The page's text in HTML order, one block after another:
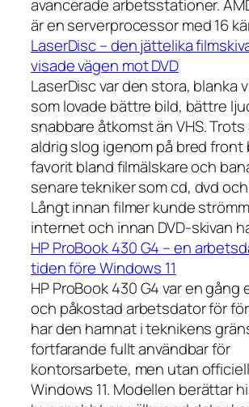
avancerade arbetsstationer.
är en serverprocessor med 16
LaserDisc – den jättelika
visade vägen mot DVD
LaserDisc var den stora, blanka
som lovade bättre bild, bättre
snabbare åtkomst än VHS.
aldrig slog igenom på bred front
favorit bland filmälskare och
senare tekniker som cd, dvd
Långt innan filmer kunde
internet och innan DVD-skivan
HP ProBook 430 G4 – en
tiden före Windows 11
HP ProBook 430 G4 var en gång
och påkostad arbetsdator för
har den hamnat i teknikens
fortfarande fullt användbar för
kontorsarbete, men utan
Windows 11. Modellen berättar